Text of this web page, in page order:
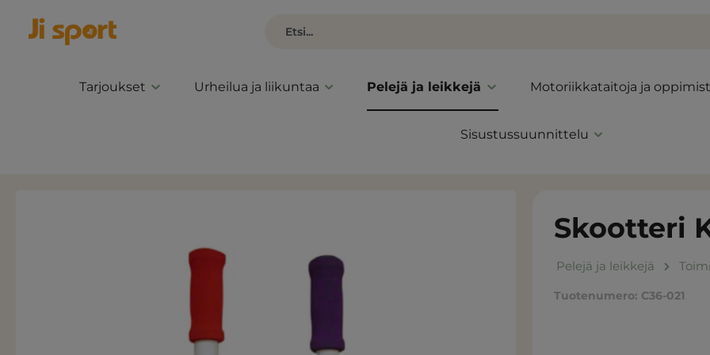
Tarjoukset Urheilua ja liikuntaa Pelejä ja leikkejä Motoriikkataitoja ja
Sisustussuunnittelu
Skootteri
Pelejä ja leikkejä
Tuotenumero: C36-021